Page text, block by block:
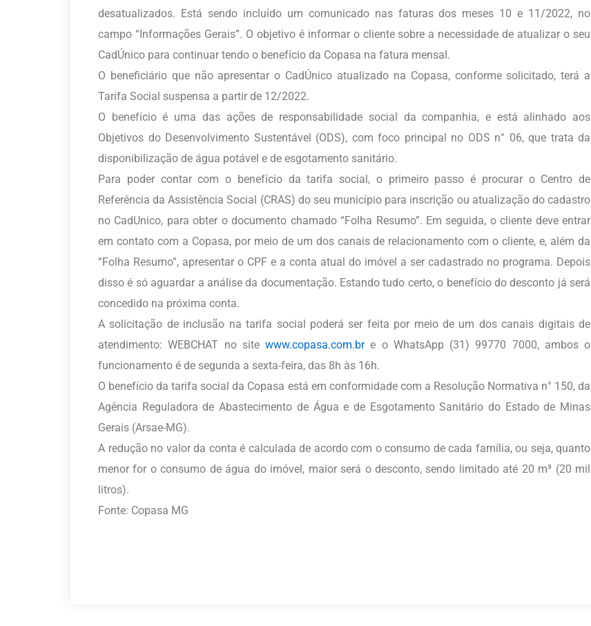
desatualizados. Está sendo incluído um comunicado nas faturas dos meses 10 e 11/2022, no
campo “Informações Gerais”. O objetivo é informar o cliente sobre a necessidade de atualizar o seu
CadÚnico para continuar tendo o benefício da Copasa na fatura mensal.
O beneficiário que não apresentar o CadÚnico atualizado na Copasa, conforme solicitado, terá a
Tarifa Social suspensa a partir de 12/2022.
O benefício é uma das ações de responsabilidade social da companhia, e está alinhado aos
Objetivos do Desenvolvimento Sustentável (ODS), com foco principal no ODS n° 06, que trata da
disponibilização de água potável e de esgotamento sanitário.
Para poder contar com o benefício da tarifa social, o primeiro passo é procurar o Centro de
Referência da Assistência Social (CRAS) do seu município para inscrição ou atualização do cadastro
no CadUnico, para obter o documento chamado “Folha Resumo”. Em seguida, o cliente deve entrar
em contato com a Copasa, por meio de um dos canais de relacionamento com o cliente, e, além da
“Folha Resumo”, apresentar o CPF e a conta atual do imóvel a ser cadastrado no programa. Depois
disso é só aguardar a análise da documentação. Estando tudo certo, o benefício do desconto já será
concedido na próxima conta.
A solicitação de inclusão na tarifa social poderá ser feita por meio de um dos canais digitais de
atendimento: WEBCHAT no sitewww.copasa.com.bre o WhatsApp (31) 99770 7000, ambos o
funcionamento é de segunda a sexta-feira, das 8h às 16h.
O benefício da tarifa social da Copasa está em conformidade com a Resolução Normativa n° 150, da
Agência Reguladora de Abastecimento de Água e de Esgotamento Sanitário do Estado de Minas
Gerais (Arsae-MG).
A redução no valor da conta é calculada de acordo com o consumo de cada família, ou seja, quanto
menor for o consumo de água do imóvel, maior será o desconto, sendo limitado até 20 m³ (20 mil
litros).
Fonte: Copasa MG